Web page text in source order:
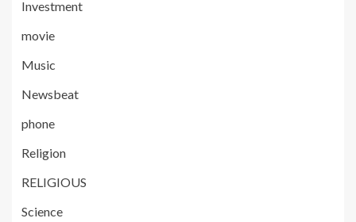
Investment
movie
Music
Newsbeat
phone
Religion
RELIGIOUS
Science